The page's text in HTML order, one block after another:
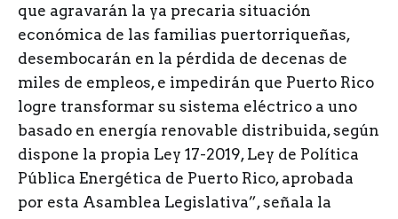
que agravarán la ya precaria situación
económica de las familias puertorriqueñas,
desembocarán en la pérdida de decenas de
miles de empleos, e impedirán que Puerto Rico
logre transformar su sistema eléctrico a uno
basado en energía renovable distribuida, según
dispone la propia Ley 17-2019, Ley de Política
Pública Energética de Puerto Rico, aprobada
por esta Asamblea Legislativa”, señala la